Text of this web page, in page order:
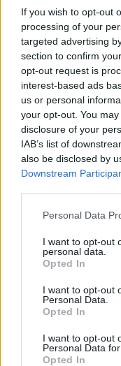
If you wish to opt-out
processing of your
targeted advertising
section to confirm
opt-out request is
interest-based ads
us or personal
your opt-out. You
disclosure of your
IAB’s list of
also be disclosed by
Downstream
Personal Data
I want to opt-out
personal data.
Opted In
I want to opt-out
Personal Data.
Opted In
I want to opt-out
Personal Data
Opted In
Z průzkumu mezi
stěžují na zkracující
včelstva vyčerpávají
pro šíření obávané
narážíme na
léčení v daných
poctivě ošetří, ale
masivním reinvazím
následným
dorazí," uvedl Jan
Vědci se pomocí
v jednotlivých
kterému budou moci